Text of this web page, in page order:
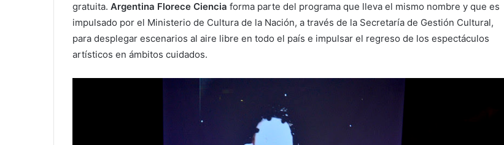
gratuita. Argentina Florece Ciencia forma parte del programa que lleva el mismo nombre y que es
impulsado por el Ministerio de Cultura de la Nación, a través de la Secretaría de Gestión Cultural,
para desplegar escenarios al aire libre en todo el país e impulsar el regreso de los espectáculos
artísticos en ámbitos cuidados.